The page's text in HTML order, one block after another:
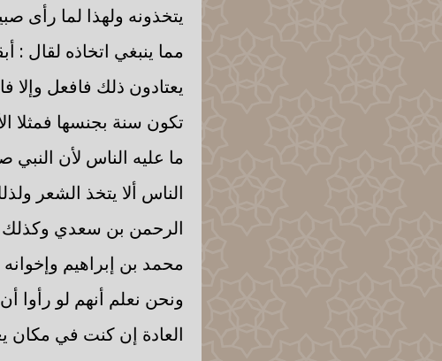
يتخذونه ولهذا لما رأى
مما ينبغي اتخاذه لقال
يعتادون ذلك فافعل وإلا
تكون سنة بجنسها فمثلا
ما عليه الناس لأن النبي
الناس ألا يتخذ الشعر
الرحمن بن سعدي وكذلك
محمد بن إبراهيم
ونحن نعلم أنهم لو رأوا
العادة إن كنت في مكان